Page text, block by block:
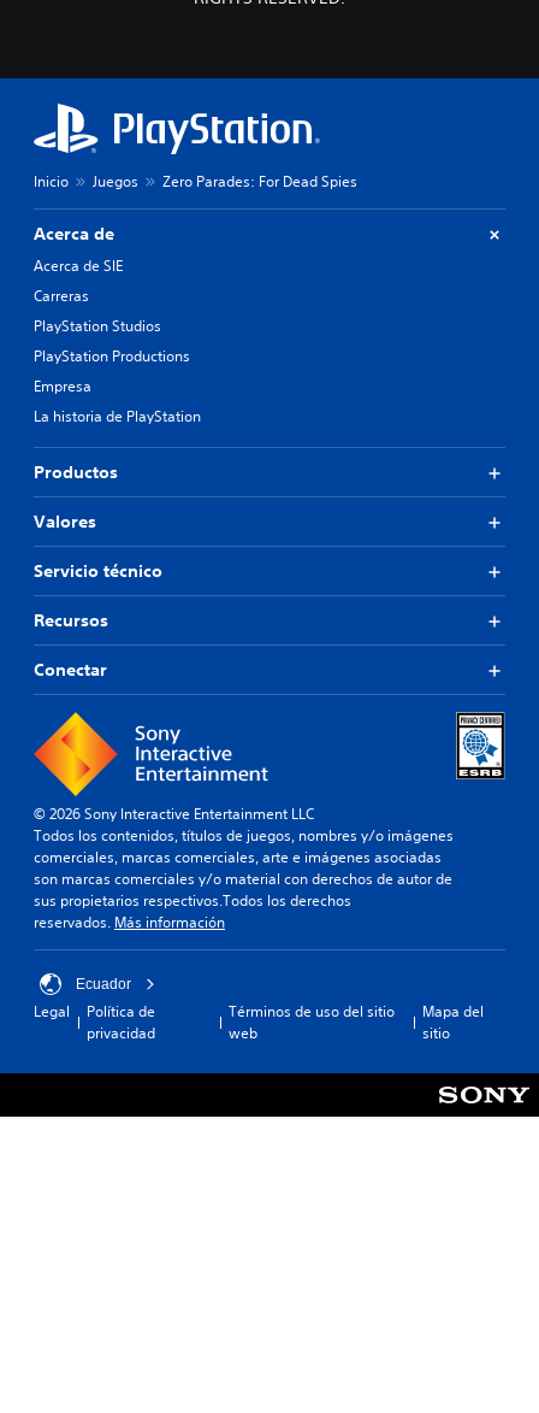
Inicio Juegos Zero Parades: For Dead Spies
Acerca de
Acerca de SIE
Carreras
PlayStation Studios
PlayStation Productions
Empresa
La historia de PlayStation
Productos
Valores
Servicio técnico
Recursos
Conectar
© 2026 Sony Interactive Entertainment LLC
Todos los contenidos, títulos de juegos, nombres y/o imágenes
comerciales, marcas comerciales, arte e imágenes asociadas
son marcas comerciales y/o material con derechos de autor de
sus propietarios respectivos.Todos los derechos
reservados. Más información
Ecuador
Legal
Política de
privacidad
Términos de uso del sitio
web
Mapa del
sitio